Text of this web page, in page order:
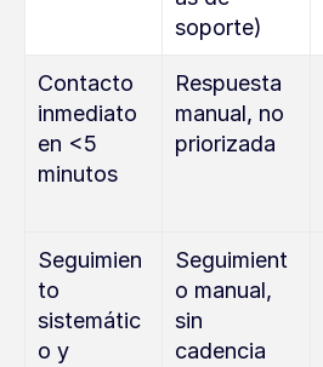
soporte)
Contacto
inmediato
en <5
minutos
Respuesta
manual, no
priorizada
Seguimien
to
sistemátic
o y
Seguimient
o manual,
sin
cadencia